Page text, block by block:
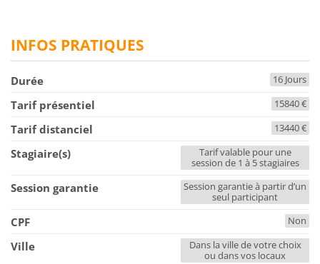
INFOS PRATIQUES
Durée 16 Jours
Tarif présentiel 15840 €
Tarif distanciel 13440 €
Stagiaire(s)
Tarif valable pour une
session de 1 à 5 stagiaires
Session garantie
Session garantie à partir d’un
seul participant
CPF Non
Ville
Dans la ville de votre choix
ou dans vos locaux